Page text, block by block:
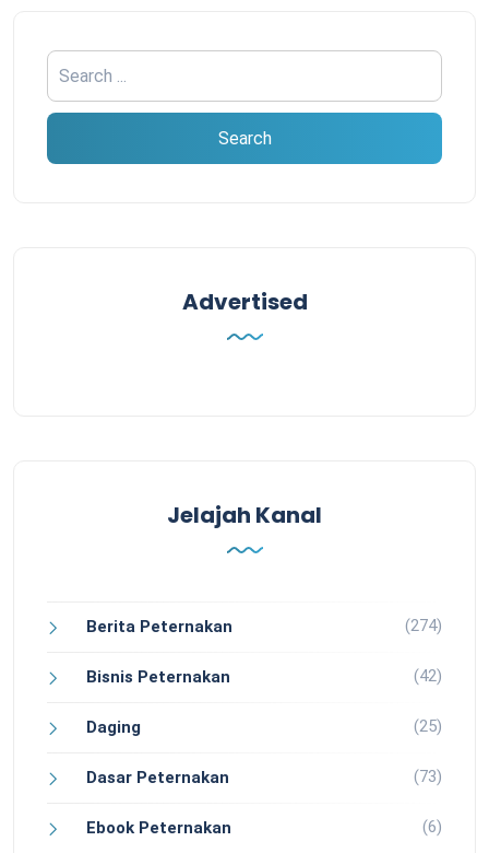
Advertised
Jelajah Kanal
Berita Peternakan (274)
Bisnis Peternakan (42)
Daging (25)
Dasar Peternakan (73)
Ebook Peternakan (6)